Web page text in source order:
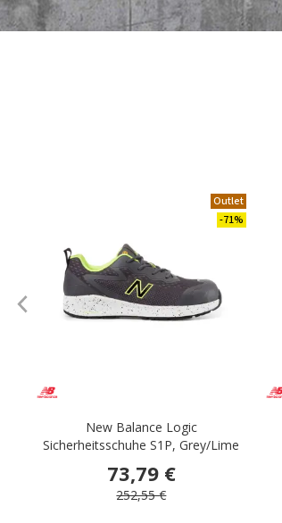
Outlet
-71%
New Balance Logic
Sicherheitsschuhe S1P, Grey/Lime
73,79 €
252,55 €